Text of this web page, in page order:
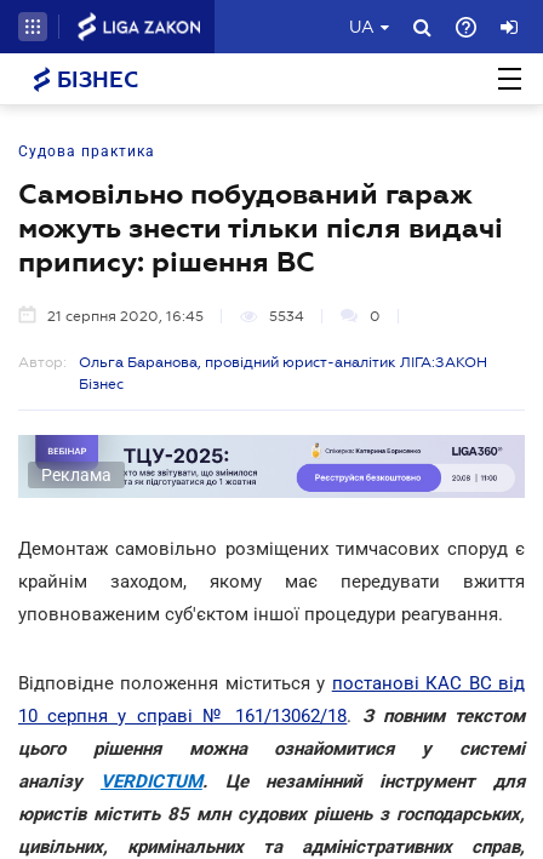
UA
БІЗНЕС
Судова практика
Самовільно побудований гараж
можуть знести тільки після видачі
припису: рішення ВС
21 серпня 2020, 16:45 5534 0
Автор:
Ольга Баранова, провідний юрист-аналітик ЛІГА:ЗАКОН
Бізнес
Реклама
Демонтаж самовільно розміщених тимчасових споруд є
крайнім заходом, якому має передувати вжиття
уповноваженим суб'єктом іншої процедури реагування.
Відповідне положення міститься у постанові КАС ВС від
10 серпня у справі № 161/13062/18. З повним текстом
цього рішення можна ознайомитися у системі
аналізу
VERDICTUM. Це незамінний інструмент для
юристів містить 85 млн судових рішень з господарських,
цивільних, кримінальних та адміністративних справ,